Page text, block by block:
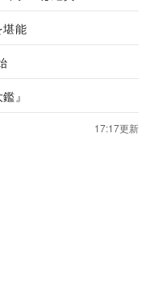
堪能
』
17:17更新